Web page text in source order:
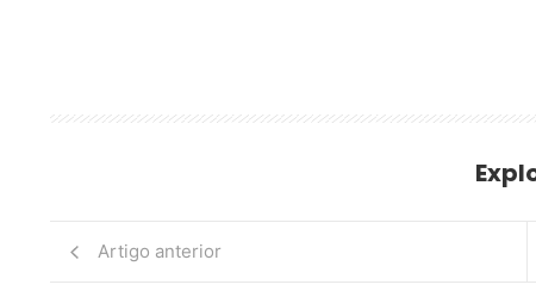
Artigo anterior